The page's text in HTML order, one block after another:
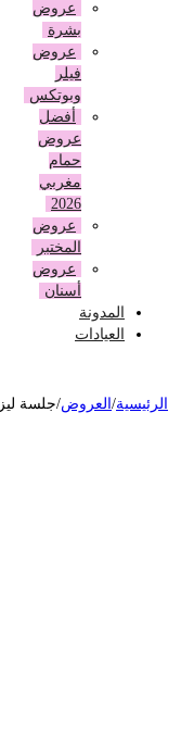
عروض
بشرة
عروض
وبوتكس
أفضل
عروض
حمام
مغربي
عروض
المختبر
عروض
أسنان
المدونة
العيادات
/العروض جلسة ليزر